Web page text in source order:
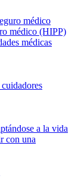
médico
médico (HIPP)
médicas
a la vida
con una